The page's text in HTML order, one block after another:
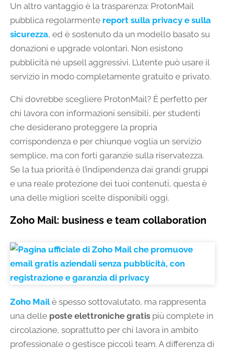
Un altro vantaggio è la trasparenza: ProtonMail
pubblica regolarmente report sulla privacy e sulla
sicurezza, ed è sostenuto da un modello basato su
donazioni e upgrade volontari. Non esistono
pubblicità né upsell aggressivi. L’utente può usare il
servizio in modo completamente gratuito e privato.
Chi dovrebbe scegliere ProtonMail? È perfetto per
chi lavora con informazioni sensibili, per studenti
che desiderano proteggere la propria
corrispondenza e per chiunque voglia un servizio
semplice, ma con forti garanzie sulla riservatezza.
Se la tua priorità è l’indipendenza dai grandi gruppi
e una reale protezione dei tuoi contenuti, questa è
una delle migliori scelte disponibili oggi.
Zoho Mail: business e team collaboration
Zoho Mailè spesso sottovalutato, ma rappresenta
una delle poste elettroniche gratis più complete in
circolazione, soprattutto per chi lavora in ambito
professionale o gestisce piccoli team. A differenza di